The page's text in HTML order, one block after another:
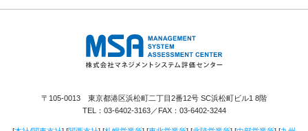
〒105-0013 東京都港区浜松町二丁目2番12号 SC浜松町ビル1 8階
TEL： 03-6402-3163／FAX：03-6402-3244